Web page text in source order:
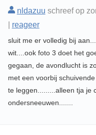
nldazuu schreef op
reageer
sluit me er volledig bij
wit....ook foto 3 doet het
gegaan, de avondlucht is
met een voorbij
te leggen.........alleen tja je
ondersneeuwen.......